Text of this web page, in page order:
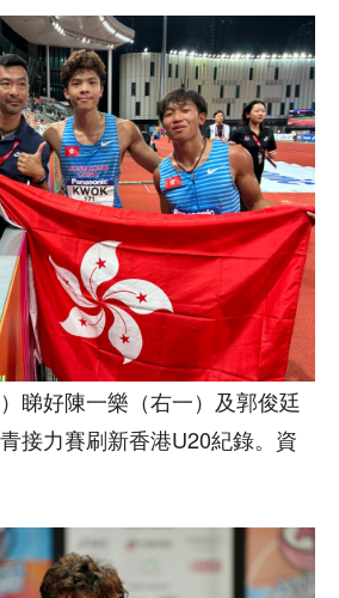
睇好陳一樂（右一）及郭俊廷
接力賽刷新香港U20紀錄。資